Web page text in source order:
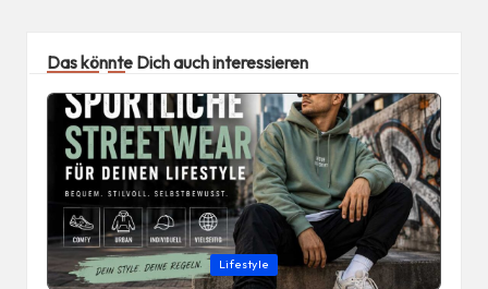
Das könnte Dich auch interessieren
Posted
Lifestyle